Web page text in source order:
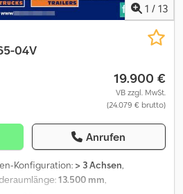
1 / 13
04V
19.900 €
VB zzgl. MwSt.
(24.079 € brutto)
Anrufen
Konfiguration: > 3 Achsen,
13.500 mm,